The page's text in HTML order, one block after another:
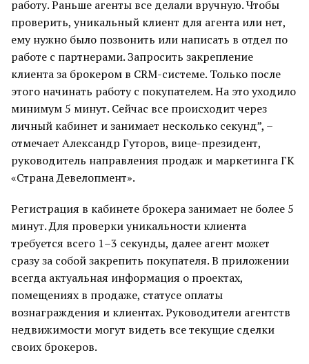
работу. Раньше агенты все делали вручную. Чтобы
проверить, уникальный клиент для агента или нет,
ему нужно было позвонить или написать в отдел по
работе с партнерами. Запросить закрепление
клиента за брокером в CRM-системе. Только после
этого начинать работу с покупателем. На это уходило
минимум 5 минут. Сейчас все происходит через
личный кабинет и занимает несколько секунд”, –
отмечает Александр Гуторов, вице-президент,
руководитель направления продаж и маркетинга ГК
«Страна Девелопмент».
Регистрация в кабинете брокера занимает не более 5
минут. Для проверки уникальности клиента
требуется всего 1–3 секунды, далее агент может
сразу за собой закрепить покупателя. В приложении
всегда актуальная информация о проектах,
помещениях в продаже, статусе оплаты
вознаграждения и клиентах. Руководители агентств
недвижимости могут видеть все текущие сделки
своих брокеров.